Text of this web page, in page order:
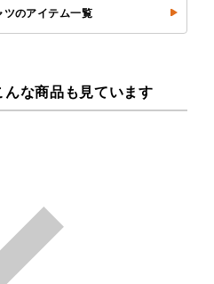
ツのアイテム一覧
な商品も見ています